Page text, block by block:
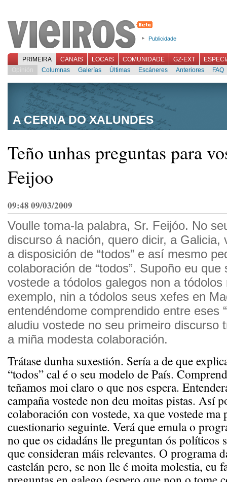
Publicidade
PRIMEIRA CANAIS LOCAIS COMUNIDADE GZ-EXT
Opinión
Columnas Galerías Últimas Escáneres Anteriores FAQ
A CERNA DO XALUNDES
Teño unhas preguntas para
Feijoo
09:48 09/03/2009
Voulle toma-la palabra, Sr. Feijóo. No
discurso á nación, quero dicir, a Galicia,
a disposición de “todos” e así mesmo
colaboración de “todos”. Supoño eu que
vostede a tódolos galegos non a tódolos
exemplo, nin a tódolos seus xefes en
entendéndome comprendido entre eses
aludiu vostede no seu primeiro discurso
a miña modesta colaboración.
Trátase dunha suxestión. Sería a de que
“todos” cal é o seu modelo de País.
teñamos moi claro o que nos espera.
campaña vostede non deu moitas pistas. Así
colaboración con vostede, xa que vostede ma
cuestionario seguinte. Verá que emula o
no que os cidadáns lle preguntan ós políticos
que consideran máis relevantes. O programa
castelán pero, se non lle é moita molestia, eu